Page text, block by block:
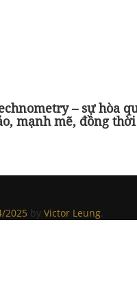
– sự hòa
mạnh mẽ, đồng
2025 by Victor Leung.